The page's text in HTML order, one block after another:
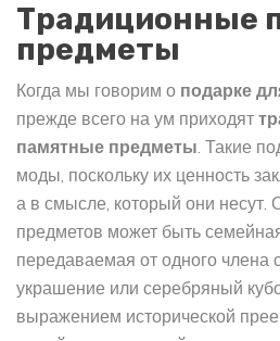
Традиционные
предметы
Когда мы говорим о подарке
прежде всего на ум приходят
памятные предметы. Такие
моды, поскольку их ценность
а в смысле, который они несут.
предметов может быть
передаваемая от одного члена
украшение или серебряный
выражением исторической